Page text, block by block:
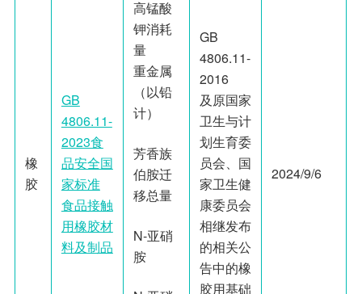
橡
胶
GB
4806.11-
2023食
品安全国
家标准
食品接触
用橡胶材
料及制品
高锰酸
钾消耗
量
重金属
（以铅
计）
芳香族
伯胺迁
移总量
N-亚硝
胺
GB
4806.11-
2016
及原国家
卫生与计
划生育委
员会、国
家卫生健
康委员会
相继发布
的相关公
告中的橡
胶用基础
2024/9/6